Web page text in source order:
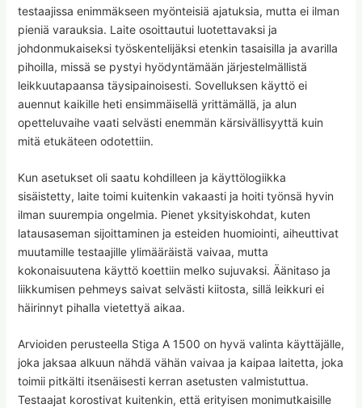
testaajissa enimmäkseen myönteisiä ajatuksia, mutta ei ilman
pieniä varauksia. Laite osoittautui luotettavaksi ja
johdonmukaiseksi työskentelijäksi etenkin tasaisilla ja avarilla
pihoilla, missä se pystyi hyödyntämään järjestelmällistä
leikkuutapaansa täysipainoisesti. Sovelluksen käyttö ei
auennut kaikille heti ensimmäisellä yrittämällä, ja alun
opetteluvaihe vaati selvästi enemmän kärsivällisyyttä kuin
mitä etukäteen odotettiin.
Kun asetukset oli saatu kohdilleen ja käyttölogiikka
sisäistetty, laite toimi kuitenkin vakaasti ja hoiti työnsä hyvin
ilman suurempia ongelmia. Pienet yksityiskohdat, kuten
latausaseman sijoittaminen ja esteiden huomiointi, aiheuttivat
muutamille testaajille ylimääräistä vaivaa, mutta
kokonaisuutena käyttö koettiin melko sujuvaksi. Äänitaso ja
liikkumisen pehmeys saivat selvästi kiitosta, sillä leikkuri ei
häirinnyt pihalla vietettyä aikaa.
Arvioiden perusteella Stiga A 1500 on hyvä valinta käyttäjälle,
joka jaksaa alkuun nähdä vähän vaivaa ja kaipaa laitetta, joka
toimii pitkälti itsenäisesti kerran asetusten valmistuttua.
Testaajat korostivat kuitenkin, että erityisen monimutkaisille